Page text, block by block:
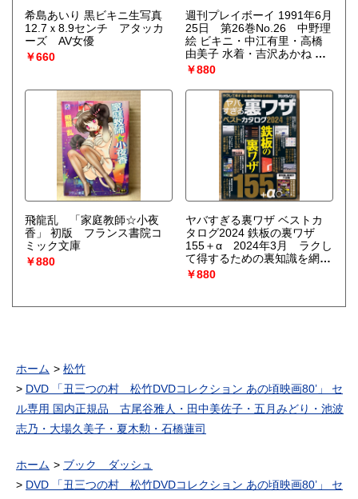
希島あいり 黒ビキニ生写真
12.7ｘ8.9センチ アタッカ
ーズ AV女優
￥660
週刊プレイボーイ 1991年6月
25日 第26巻No.26 中野理
絵 ビキニ・中江有里・高橋
由美子 水着・吉沢あかね ヌ
ード・高木真璃子 ヌード・
￥880
飛龍乱 「家庭教師☆小夜
香」 初版 フランス書院コ
ミック文庫
￥880
ヤバすぎる裏ワザ ベストカ
タログ2024 鉄板の裏ワザ
155＋α 2024年3月 ラクし
て得するための裏知識を網
羅！ ラジオライフ 編
￥880
ホーム
松竹
DVD 「丑三つの村 松竹DVDコレクション あの頃映画80’」 セ
ル専用 国内正規品 古尾谷雅人・田中美佐子・五月みどり・池波
志乃・大場久美子・夏木勲・石橋蓮司
ホーム
ブック ダッシュ
DVD 「丑三つの村 松竹DVDコレクション あの頃映画80’」 セ